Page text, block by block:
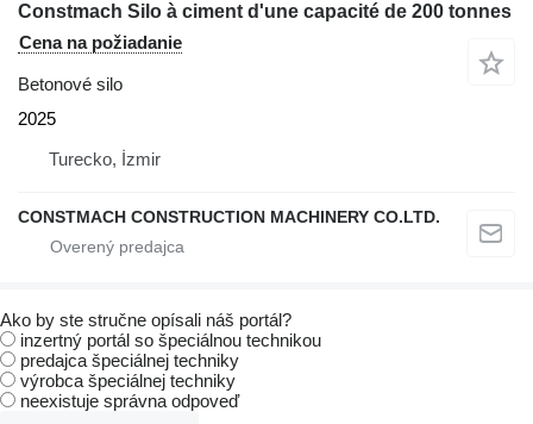
Constmach Silo à ciment d'une capacité de 200 tonnes
Cena na požiadanie
Betonové silo
2025
Turecko, İzmir
CONSTMACH CONSTRUCTION MACHINERY CO.LTD.
Ako by ste stručne opísali náš portál?
inzertný portál so špeciálnou technikou
predajca špeciálnej techniky
výrobca špeciálnej techniky
neexistuje správna odpoveď